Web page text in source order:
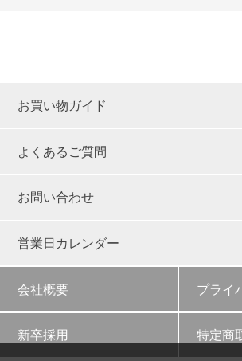
お買い物ガイド
よくあるご質問
お問い合わせ
営業日カレンダー
会社概要 プライ
新卒採用 特定商